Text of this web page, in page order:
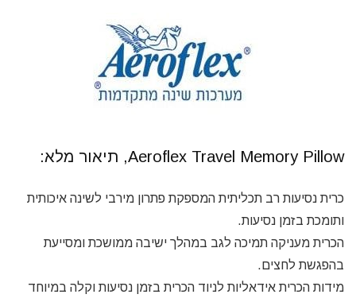
Aeroflex Travel Memory Pillow, תיאור מלא:
כרית נסיעות רב תכליתית המספקת פתרון מירבי לשינה איכותית
ותומכת בזמן נסיעות.
הכרית מעניקה תמיכה לגב במהלך ישיבה ממושכת ומסייעת
בהפגשת לחצים.
מידות הכרית אידאליות לניוד הכרית בזמן נסיעות וקלה במיוחד